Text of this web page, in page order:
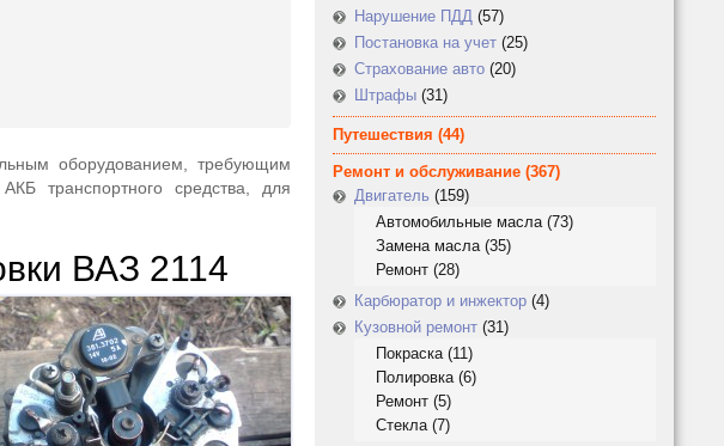
оборудованием, требующим
транспортного средства, для
ВАЗ 2114
Нарушение ПДД (57)
Постановка на учет (25)
Страхование авто (20)
Штрафы (31)
Путешествия (44)
Ремонт и обслуживание (367)
Двигатель (159)
Автомобильные масла(73)
Замена масла(35)
Ремонт (28)
Карбюратор и инжектор (4)
Кузовной ремонт (31)
Покраска(11)
Полировка(6)
Ремонт (5)
Стекла(7)